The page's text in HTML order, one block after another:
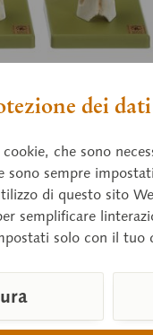
dei dati
che sono
sono sempre
di questo sito
semplificare
solo con il tuo